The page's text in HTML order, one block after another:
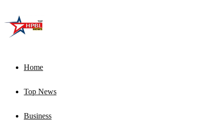
Home
Top News
Business